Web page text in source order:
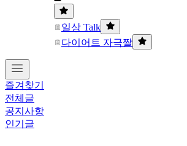
일상 Talk
다이어트 자극짤
즐겨찾기
전체글
공지사항
인기글